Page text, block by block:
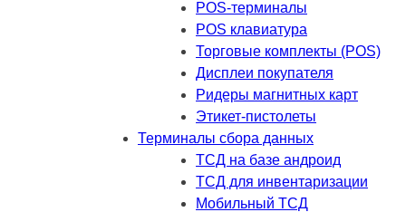
POS-терминалы
POS клавиатура
Торговые комплекты (POS)
Дисплеи покупателя
Ридеры магнитных карт
Этикет-пистолеты
Терминалы сбора данных
ТСД на базе андроид
ТСД для инвентаризации
Мобильный ТСД